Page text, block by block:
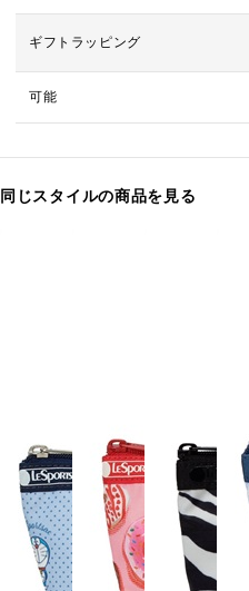
ギフトラッピング
可能
同じスタイルの商品を見る